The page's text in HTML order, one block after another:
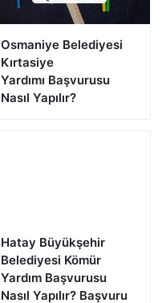
Osmaniye Belediyesi
Kırtasiye
Yardımı Başvurusu
Nasıl Yapılır?
Hatay Büyükşehir
Belediyesi Kömür
Yardım Başvurusu
Nasıl Yapılır? Başvuru